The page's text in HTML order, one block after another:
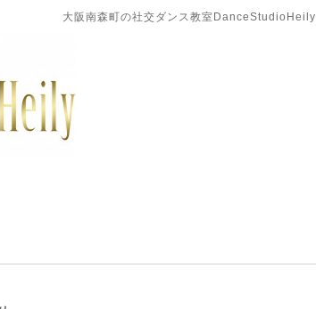
大阪南森町の社交ダンス教室DanceStudioHeily